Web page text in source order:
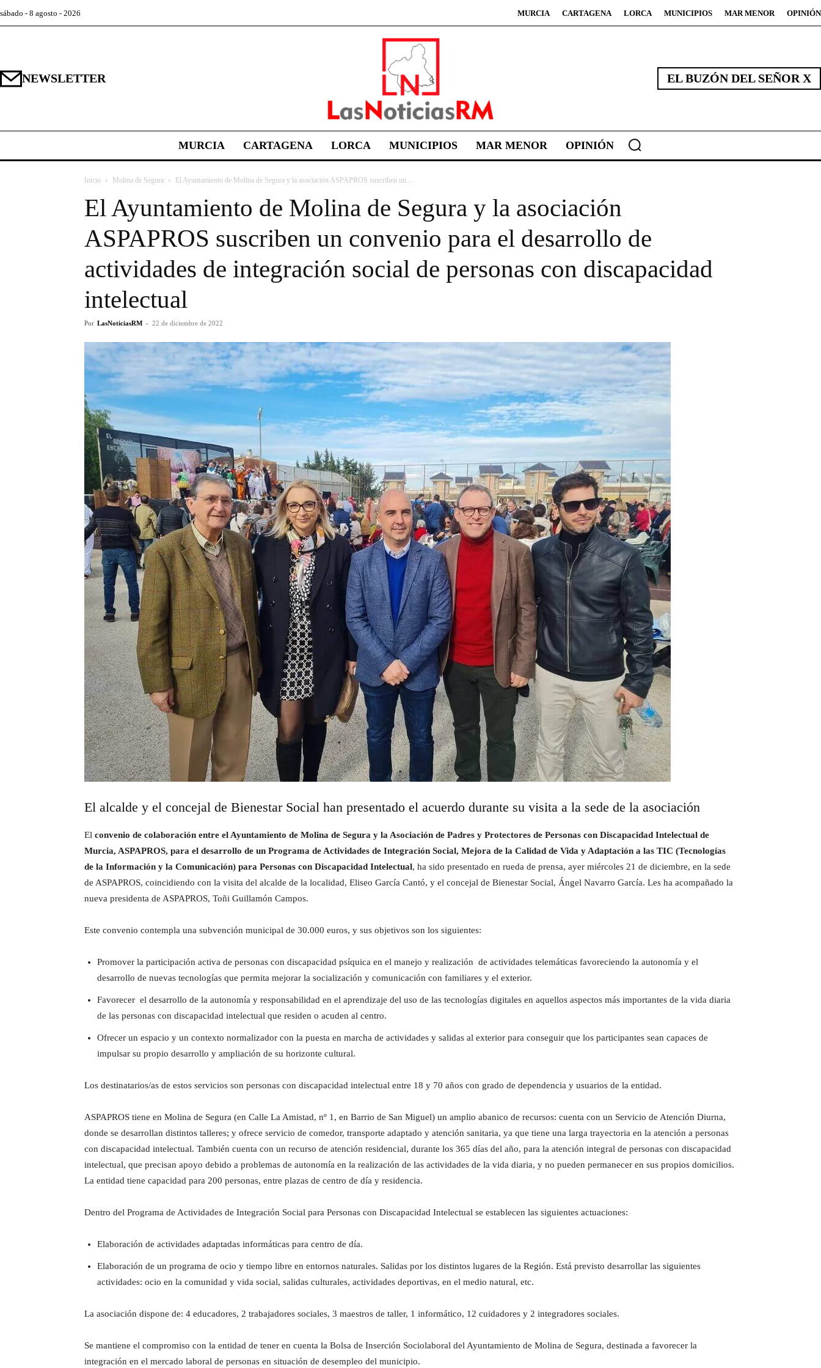
sábado - 8 agosto - 2026 MURCIA CARTAGENA LORCA MUNICIPIOS MAR MENOR OPINIÓN
NEWSLETTER EL BUZÓN DEL SEÑOR X
MURCIA CARTAGENA LORCA MUNICIPIOS MAR MENOR OPINIÓN
Inicio Molina de Segura El Ayuntamiento de Molina de Segura y la asociación ASPAPROS suscriben un...
El Ayuntamiento de Molina de Segura y la asociación
ASPAPROS suscriben un convenio para el desarrollo de
actividades de integración social de personas con discapacidad
intelectual
Por LasNoticiasRM - 22 de diciembre de 2022
El alcalde y el concejal de Bienestar Social han presentado el acuerdo durante su visita a la sede de la asociación
El convenio de colaboración entre el Ayuntamiento de Molina de Segura y la Asociación de Padres y Protectores de Personas con Discapacidad Intelectual de
Murcia, ASPAPROS, para el desarrollo de un Programa de Actividades de Integración Social, Mejora de la Calidad de Vida y Adaptación a las TIC (Tecnologías
de la Información y la Comunicación) para Personas con Discapacidad Intelectual, ha sido presentado en rueda de prensa, ayer miércoles 21 de diciembre, en la sede
de ASPAPROS, coincidiendo con la visita del alcalde de la localidad, Eliseo García Cantó, y el concejal de Bienestar Social, Ángel Navarro García. Les ha acompañado la
nueva presidenta de ASPAPROS, Toñi Guillamón Campos.
Este convenio contempla una subvención municipal de 30.000 euros, y sus objetivos son los siguientes:
Promover la participación activa de personas con discapacidad psíquica en el manejo y realización de actividades telemáticas favoreciendo la autonomía y el
desarrollo de nuevas tecnologías que permita mejorar la socialización y comunicación con familiares y el exterior.
Favorecer el desarrollo de la autonomía y responsabilidad en el aprendizaje del uso de las tecnologías digitales en aquellos aspectos más importantes de la vida diaria
de las personas con discapacidad intelectual que residen o acuden al centro.
Ofrecer un espacio y un contexto normalizador con la puesta en marcha de actividades y salidas al exterior para conseguir que los participantes sean capaces de
impulsar su propio desarrollo y ampliación de su horizonte cultural.
Los destinatarios/as de estos servicios son personas con discapacidad intelectual entre 18 y 70 años con grado de dependencia y usuarios de la entidad.
ASPAPROS tiene en Molina de Segura (en Calle La Amistad, nº 1, en Barrio de San Miguel) un amplio abanico de recursos: cuenta con un Servicio de Atención Diurna,
donde se desarrollan distintos talleres; y ofrece servicio de comedor, transporte adaptado y atención sanitaria, ya que tiene una larga trayectoria en la atención a personas
con discapacidad intelectual. También cuenta con un recurso de atención residencial, durante los 365 días del año, para la atención integral de personas con discapacidad
intelectual, que precisan apoyo debido a problemas de autonomía en la realización de las actividades de la vida diaria, y no pueden permanecer en sus propios domicilios.
La entidad tiene capacidad para 200 personas, entre plazas de centro de día y residencia.
Dentro del Programa de Actividades de Integración Social para Personas con Discapacidad Intelectual se establecen las siguientes actuaciones:
Elaboración de actividades adaptadas informáticas para centro de día.
Elaboración de un programa de ocio y tiempo libre en entornos naturales. Salidas por los distintos lugares de la Región. Está previsto desarrollar las siguientes
actividades: ocio en la comunidad y vida social, salidas culturales, actividades deportivas, en el medio natural, etc.
La asociación dispone de: 4 educadores, 2 trabajadores sociales, 3 maestros de taller, 1 informático, 12 cuidadores y 2 integradores sociales.
Se mantiene el compromiso con la entidad de tener en cuenta la Bolsa de Inserción Sociolaboral del Ayuntamiento de Molina de Segura, destinada a favorecer la
integración en el mercado laboral de personas en situación de desempleo del municipio.